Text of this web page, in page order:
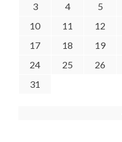
3
4 5
10
11 12
17
18 19
24
25 26
31